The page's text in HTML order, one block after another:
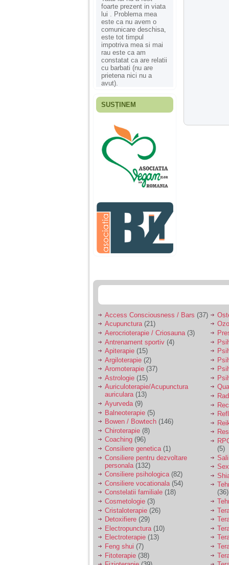
foarte prezent in viata
lui . Problema mea
este ca nu avem o
comunicare deschisa,
este tot timpul
impotriva mea si mai
rau este ca am
constatat ca are relatii
cu barbati (nu are
prietena nici nu a
avut).
Fiica mea s-a nascut
ani, privind in urma
realizez cat de multe
greseli am facut in
educatia si cresterea
ei, am fost o mama
egoista, preocupata
de implinirea
profesionala, cand ea
era mica am neglijat-
agresiva, orice
greseala era taxata cu
o palma sau pedepse.
De 4 ani am o relatie
serioasa cu un barbat
sa se manifeste o
Ma aflu aici pentru ca
vreau sa stiu daca am
nevoie de un psiholog
sau psihiatru.
Sunt casatorita, am
31 de ani si un copil in
varsta de 2 ani care
mi-e lumina ochilor.
De ceva timp simt ca
mi s-a adunat
oboseala, o oboseala
cronica de care nu pot
scapa si simt ca din
cauza ei nu pot
controla nervii si
cateodata are copilul
de suferit.
Am o bariera peste
care nu pot trece:
prietena mea a ramas
insarcinata cu o fata.
Am fost de comun
acord sa facem un
copil, cu gandul ca e
baiat.
SUSȚINEM
Access Consciousness / Bars (37)
Acupunctura(21)
Aerocrioterapie / Criosauna (3)
Antrenament sportiv (4)
Apiterapie (15)
Argiloterapie (2)
Aromoterapie (37)
Astrologie (15)
Auriculoterapie/Acupunctura
auriculara(13)
Ayurveda(9)
Balneoterapie (5)
Bowen / Bowtech (146)
Chiroterapie (8)
Coaching (96)
Consiliere genetica(1)
Consiliere pentru dezvoltare
personala (132)
Consiliere psihologica(82)
Consiliere vocationala (54)
Constelatii familiale (18)
Cosmetologie (3)
Cristaloterapie (26)
Detoxifiere (29)
Electropunctura (10)
Electroterapie (13)
Feng shui (7)
Fitoterapie (38)
(5)
(36)